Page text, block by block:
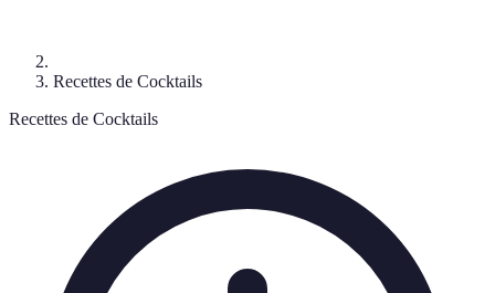
Recettes de Cocktails
Recettes de Cocktails